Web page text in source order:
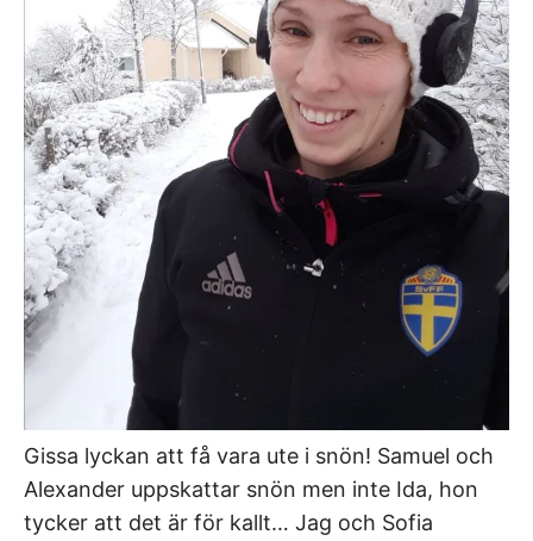
Gissa lyckan att få vara ute i snön! Samuel och
Alexander uppskattar snön men inte Ida, hon
tycker att det är för kallt… Jag och Sofia